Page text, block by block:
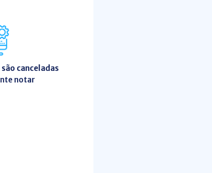
canceladas
notar